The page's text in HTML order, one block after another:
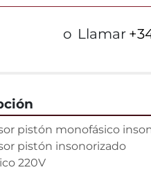
o Llamar
pistón monofásico
pistón insonorizado
220V